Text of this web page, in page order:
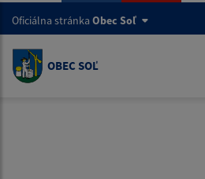
Oficiálna stránka Obec Soľ
OBEC SOĽ